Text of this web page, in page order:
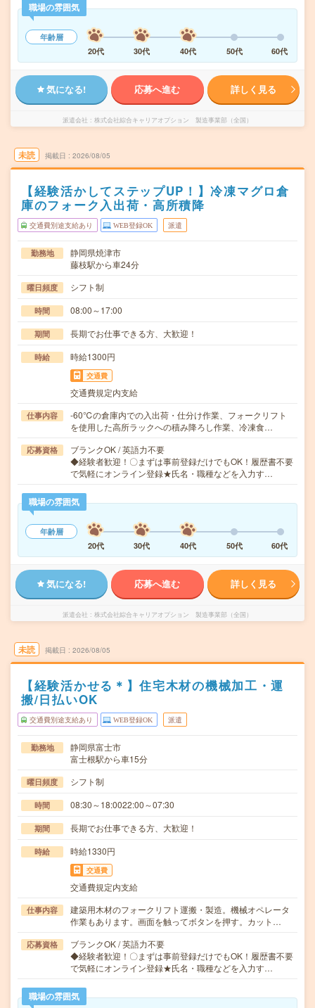
職場の雰囲気
年齢層
20代
30代 40代 50代 60代
気になる! 応募へ進む 詳しく見る
派遣会社 株式会社綜合キャリアオプション 製造事業部（全国）
未読 掲載日 2026/08/05
【経験活かしてステップUP！】冷凍マグロ倉
庫のフォーク入出荷・高所積降
交通費別途支給あり WEB登録OK 派遣
勤務地
静岡県焼津市
藤枝駅から車24分
曜日頻度 シフト制
時間 08:00～17:00
期間 長期でお仕事できる方、大歓迎！
時給 時給1300円
交通費
交通費規定内支給
仕事内容
-60℃の倉庫内での入出荷・仕分け作業、フォークリフト
を使用した高所ラックへの積み降ろし作業、冷凍食…
応募資格
ブランクOK / 英語力不要
◆経験者歓迎！〇まずは事前登録だけでもOK！履歴書不要
で気軽にオンライン登録★氏名・職種などを入力す…
職場の雰囲気
年齢層
20代
30代 40代 50代 60代
気になる! 応募へ進む 詳しく見る
派遣会社 株式会社綜合キャリアオプション 製造事業部（全国）
未読 掲載日 2026/08/05
【経験活かせる＊】住宅木材の機械加工・運
搬/日払いOK
交通費別途支給あり WEB登録OK 派遣
勤務地
静岡県富士市
富士根駅から車15分
曜日頻度 シフト制
時間 08:30～18:0022:00～07:30
期間 長期でお仕事できる方、大歓迎！
時給 時給1330円
交通費
交通費規定内支給
仕事内容
建築用木材のフォークリフト運搬・製造。機械オペレータ
作業もあります。画面を触ってボタンを押す。カット…
応募資格
ブランクOK / 英語力不要
◆経験者歓迎！〇まずは事前登録だけでもOK！履歴書不要
で気軽にオンライン登録★氏名・職種などを入力す…
職場の雰囲気